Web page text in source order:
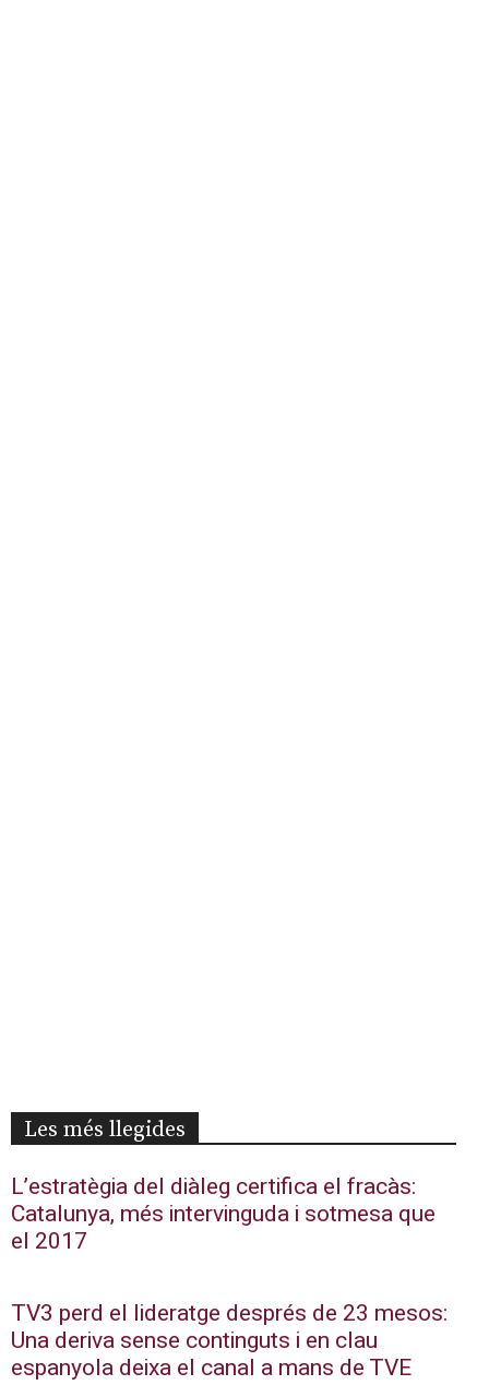
Les més llegides
L’estratègia del diàleg certifica el fracàs:
Catalunya, més intervinguda i sotmesa que
el 2017
TV3 perd el lideratge després de 23 mesos:
Una deriva sense continguts i en clau
espanyola deixa el canal a mans de TVE